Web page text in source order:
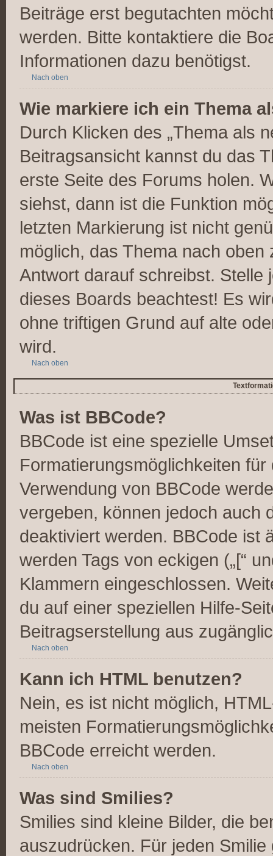
Beiträge erst begutachten
werden. Bitte kontaktiere die
Informationen dazu benötigst.
Nach oben
Wie markiere ich ein Thema
Durch Klicken des „Thema als
Beitragsansicht kannst du das
erste Seite des Forums holen.
siehst, dann ist die Funktion
letzten Markierung ist nicht
möglich, das Thema nach
Antwort darauf schreibst. Stelle
dieses Boards beachtest! Es
ohne triftigen Grund auf alte
wird.
Nach oben
Was ist BBCode?
BBCode ist eine spezielle
Formatierungsmöglichkeiten
Verwendung von BBCode
vergeben, können jedoch auch
deaktiviert werden. BBCode ist
werden Tags von eckigen („[“
Klammern eingeschlossen.
du auf einer speziellen Hilfe-
Beitragserstellung aus
Nach oben
Kann ich HTML benutzen?
Nein, es ist nicht möglich,
meisten
BBCode erreicht werden.
Nach oben
Was sind Smilies?
Smilies sind kleine Bilder, die
auszudrücken. Für jeden